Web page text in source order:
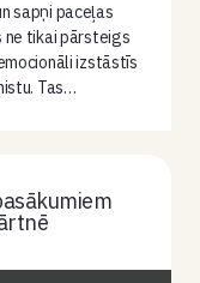
sapņi paceļas
ne tikai pārsteigs
izstāstīs
Tas…